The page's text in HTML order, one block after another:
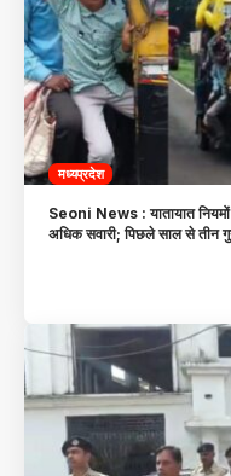
मध्यप्रदेश
Seoni News : यातायात
अधिक सवारी; पिछले साल से तीन